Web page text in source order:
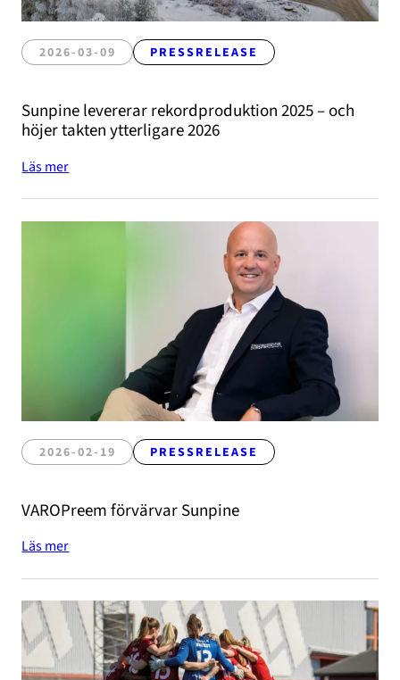
2026-03-09 PRESSRELEASE
Sunpine levererar rekordproduktion 2025 – och
höjer takten ytterligare 2026
Läs mer
2026-02-19 PRESSRELEASE
VAROPreem förvärvar Sunpine
Läs mer